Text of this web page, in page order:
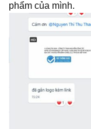
phẩm của mình.